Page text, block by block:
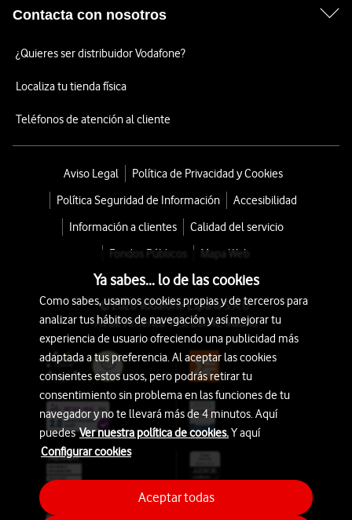
Contacta con nosotros
¿Quieres ser distribuidor Vodafone?
Localiza tu tienda física
Teléfonos de atención al cliente
Aviso Legal
Política de Privacidad y Cookies
Política Seguridad de Información
Accesibilidad
Información a clientes
Calidad del servicio
Fondos Públicos
Mapa Web
© 2026 Vodafone España S.A.U.
Avda. América 115, 28042 Madrid
Ya sabes... lo de las cookies
Como sabes, usamos cookies propias y de terceros para
analizar tus hábitos de navegación y así mejorar tu
experiencia de usuario ofreciendo una publicidad más
adaptada a tus preferencia. Al aceptar las cookies
consientes estos usos, pero podrás retirar tu
consentimiento sin problema en las funciones de tu
navegador y no te llevará más de 4 minutos. Aquí
puedesVer nuestra política de cookies.Y aquí
Configurar cookies
Aceptar todas